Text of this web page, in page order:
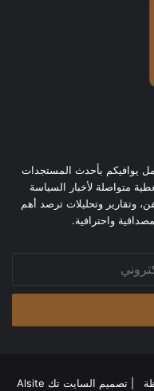
يوافيكم بأحدث المستجدات
متواصلة لأخبار السياسة
وتقارير وتحليلات ترصد أهم
واحترافية.
السايت تك Alsite